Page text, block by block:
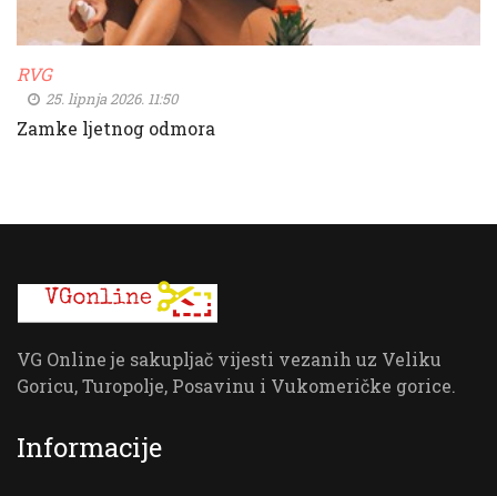
RVG
25. lipnja 2026. 11:50
Zamke ljetnog odmora
VG Online je sakupljač vijesti vezanih uz Veliku
Goricu, Turopolje, Posavinu i Vukomeričke gorice.
Informacije